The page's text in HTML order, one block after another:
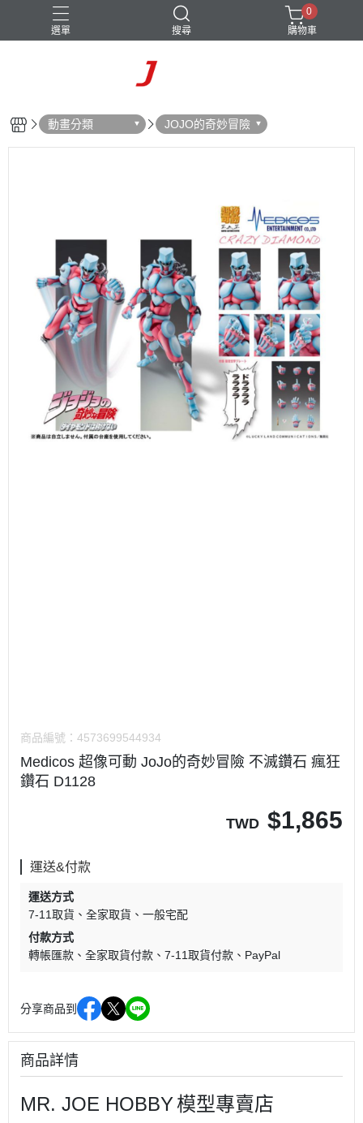
選單 搜尋
0
購物車
動畫分類 JOJO的奇妙冒險
商品編號： 4573699544934
Medicos 超像可動 JoJo的奇妙冒險 不滅鑽石 瘋狂
鑽石 D1128
TWD $1,865
運送&付款
運送方式
7-11取貨
全家取貨
一般宅配
付款方式
轉帳匯款
全家取貨付款 7-11取貨付款 PayPal
分享商品到
商品詳情
MR. JOE HOBBY模型專賣店